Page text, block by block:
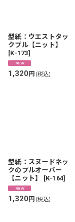
型紙：ウエストタッ
クプル【ニット】
[K-173]
1,320円 (税込)
型紙：スヌードネッ
クのプルオーバー
【ニット】
[K-164]
1,320円 (税込)